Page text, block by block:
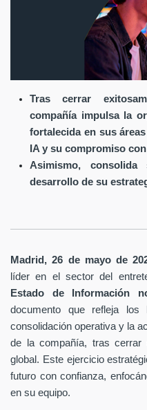
Tras cerrar
compañía impulsa la
fortalecida en sus
IA y su compromiso
Asimismo,
desarrollo de su
Madrid, 26 de mayo de
líder en el sector del
Estado de Información
documento que refleja
consolidación operativa y la
de la compañía, tras cerrar
global. Este ejercicio
futuro con confianza,
en su equipo.